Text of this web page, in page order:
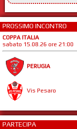
PROSSIMO INCONTRO
COPPA ITALIA
sabato 15.08.26 ore 21:00
PERUGIA
Vis Pesaro
PARTECIPA